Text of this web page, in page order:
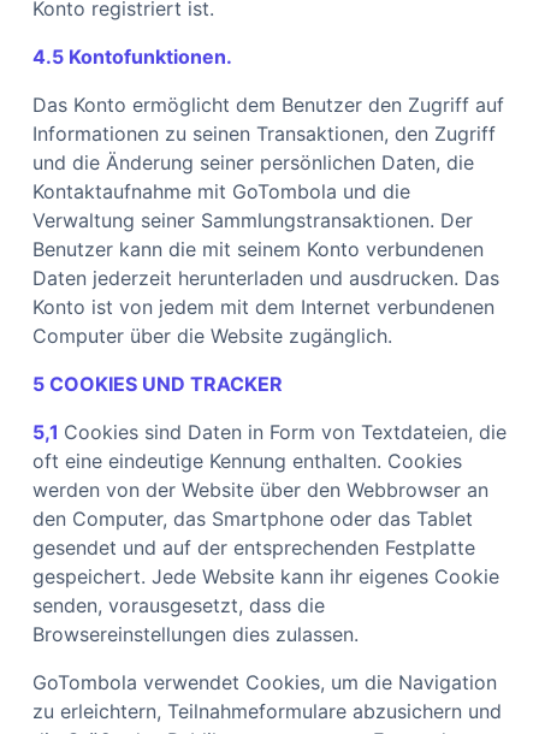
Konto registriert ist.
4.5 Kontofunktionen.
Das Konto ermöglicht dem Benutzer den Zugriff auf
Informationen zu seinen Transaktionen, den Zugriff
und die Änderung seiner persönlichen Daten, die
Kontaktaufnahme mit GoTombola und die
Verwaltung seiner Sammlungstransaktionen. Der
Benutzer kann die mit seinem Konto verbundenen
Daten jederzeit herunterladen und ausdrucken. Das
Konto ist von jedem mit dem Internet verbundenen
Computer über die Website zugänglich.
5 COOKIES UND TRACKER
5,1 Cookies sind Daten in Form von Textdateien, die
oft eine eindeutige Kennung enthalten. Cookies
werden von der Website über den Webbrowser an
den Computer, das Smartphone oder das Tablet
gesendet und auf der entsprechenden Festplatte
gespeichert. Jede Website kann ihr eigenes Cookie
senden, vorausgesetzt, dass die
Browsereinstellungen dies zulassen.
GoTombola verwendet Cookies, um die Navigation
zu erleichtern, Teilnahmeformulare abzusichern und